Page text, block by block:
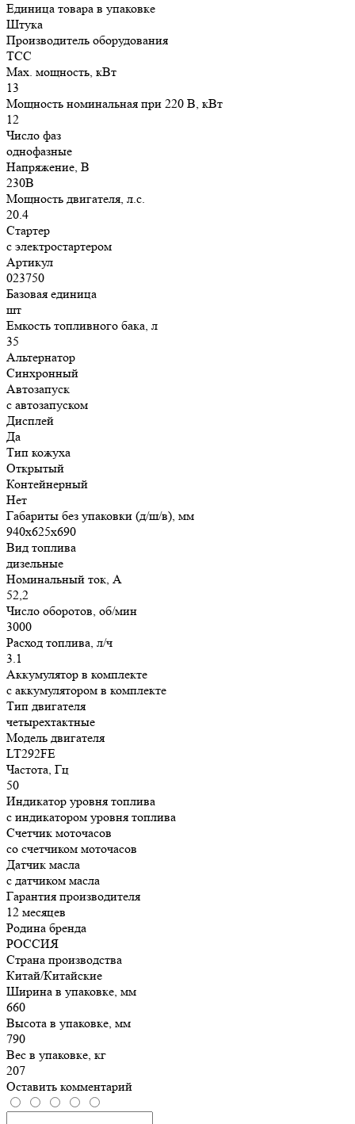
Единица товара в упаковке
Штука
Производитель оборудования
ТСС
Max. мощность, кВт
13
Мощность номинальная при 220 В, кВт
12
Число фаз
однофазные
Напряжение, В
230В
Мощность двигателя, л.с.
20.4
Стартер
с электростартером
Артикул
023750
Базовая единица
шт
Емкость топливного бака, л
35
Альтернатор
Синхронный
Автозапуск
с автозапуском
Дисплей
Да
Тип кожуха
Открытый
Контейнерный
Нет
Габариты без упаковки (д/ш/в), мм
940x625x690
Вид топлива
дизельные
Номинальный ток, А
52,2
Число оборотов, об/мин
3000
Расход топлива, л/ч
3.1
Аккумулятор в комплекте
с аккумулятором в комплекте
Тип двигателя
четырехтактные
Модель двигателя
LT292FE
Частота, Гц
50
Индикатор уровня топлива
с индикатором уровня топлива
Счетчик моточасов
со счетчиком моточасов
Датчик масла
с датчиком масла
Гарантия производителя
12 месяцев
Родина бренда
РОССИЯ
Страна производства
Китай/Китайские
Ширина в упаковке, мм
660
Высота в упаковке, мм
790
Вес в упаковке, кг
207
Оставить комментарий